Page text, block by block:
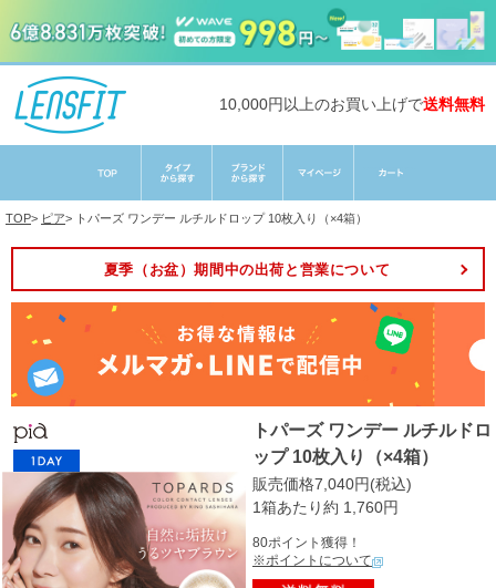
10,000円以上のお買い上げで送料無料
TOP> ピア> トパーズ ワンデー ルチルドロップ 10枚入り（×4箱）
夏季（お盆）期間中の出荷と営業について
トパーズ ワンデー ルチルドロ
ップ 10枚入り（×4箱）
販売価格7,040円(税込)
1箱あたり約 1,760円
80ポイント獲得！
※ポイントについて